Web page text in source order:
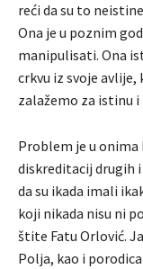
reći da su to
Ona je u poznim
manipulisati. Ona
crkvu iz svoje
zalažemo za istinu i
Problem je u onima
diskreditacij drugih
da su ikada imali
koji nikada nisu ni
štite Fatu Orlović.
Polja, kao i